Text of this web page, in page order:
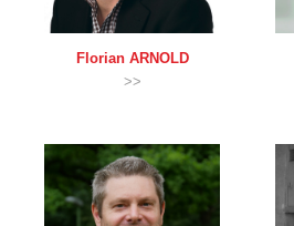
Florian ARNOLD
>>